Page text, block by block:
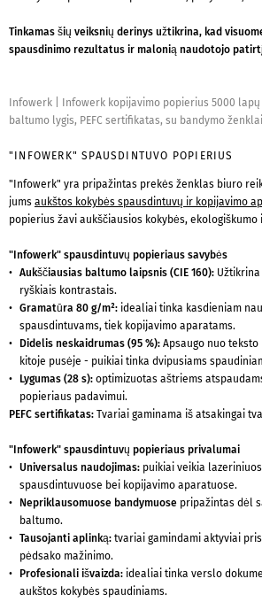
Tinkamas šių veiksnių derinys užtikrina, kad
spausdinimo rezultatus ir malonią naudotojo
Infowerk
Infowerk kopijavimo popierius 5000
baltumo lygis, PEFC sertifikatas, su bandymo
"INFOWERK" SPAUSDINTUVO POPIERIUS
"Infowerk" yra pripažintas prekės ženklas biuro
jums aukštos kokybės spausdintuvų ir kopijavimo
popierius žavi aukščiausios kokybės,
"Infowerk" spausdintuvų popieriaus savybės
Aukščiausias baltumo laipsnis (CIE 160):
ryškiais kontrastais.
Gramatūra 80 g/m²: idealiai tinka kasdieniam
spausdintuvams, tiek kopijavimo aparatams.
Didelis neskaidrumas (95 %): Apsaugo nuo
kitoje pusėje - puikiai tinka dvipusiams
Lygumas (28 s): optimizuotas aštriems
popieriaus padavimui.
PEFC sertifikatas: Tvariai gaminama iš atsakingai
"Infowerk" spausdintuvų popieriaus privalumai
Universalus naudojimas: puikiai veikia
spausdintuvuose bei kopijavimo aparatuose.
Nepriklausomuose bandymuose pripažintas dėl
baltumo.
Tausojanti aplinką: tvariai gamindami aktyviai
pėdsako mažinimo.
Profesionali išvaizda: idealiai tinka verslo
aukštos kokybės spaudiniams.